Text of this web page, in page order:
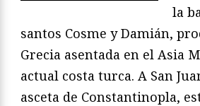
la
santos Cosme y Damián,
Grecia asentada en el Asia
actual costa turca. A San
asceta de Constantinopla,